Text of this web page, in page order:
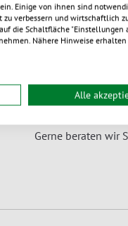
Eine Box, die all
nachhaltige
away-
Testen Sie unsere
Gerne beraten wir
Einige von ihnen sind
verbessern und wirtschaftlich
die Schaltfläche "Einstellungen
Nähere Hinweise erhalten
Alle